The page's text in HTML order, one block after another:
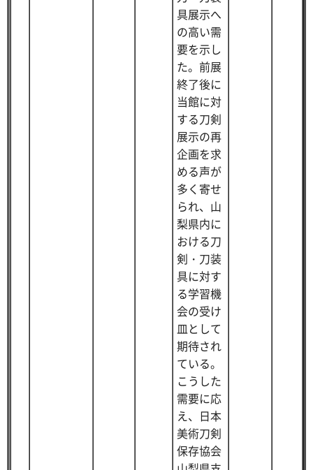
具展示へ
の高い需
要を示し
た。前展
終了後に
当館に対
する刀剣
展示の再
企画を求
める声が
多く寄せ
られ、山
梨県内に
おける刀
剣・刀装
具に対す
る学習機
会の受け
皿として
期待され
ている。
こうした
需要に応
え、日本
美術刀剣
保存協会